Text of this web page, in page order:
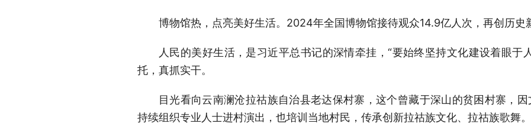
博物馆热，点亮美好生活。2024年全国博物馆接待观众14.9亿人次，再创历史
人民的美好生活，是习近平总书记的深情牵挂，“要始终坚持文化建设着眼于
托，真抓实干。
目光看向云南澜沧拉祜族自治县老达保村寨，这个曾藏于深山的贫困村寨，
持续组织专业人士进村演出，也培训当地村民，传承创新拉祜族文化、拉祜族歌舞。